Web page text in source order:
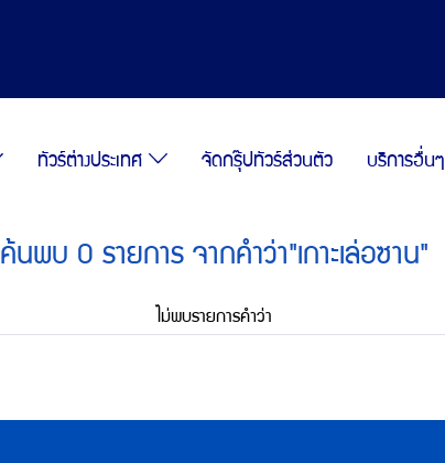
ทัวร์ต่างประเทศ จัดกรุ๊ปทัวร์ส่วนตัว บริการอื่นๆ
ค้นพบ 0 รายการ จากคำว่า"เกาะเล่อซาน"
ไม่พบรายการคำว่า